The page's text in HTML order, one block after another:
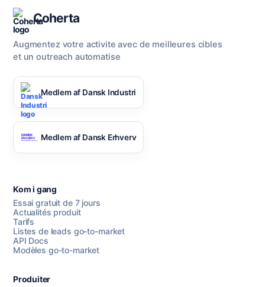
Coherta
Augmentez votre activite avec de meilleures cibles
et un outreach automatise
Medlem af Dansk Industri
Medlem af Dansk Erhverv
Kom i gang
Essai gratuit de 7 jours
Actualités produit
Tarifs
Listes de leads go-to-market
API Docs
Modèles go-to-market
Produiter